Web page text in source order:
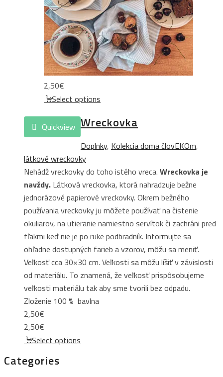
2,50€
Select options
Quickview Wreckovka
Doplnky, Kolekcia doma človEKOm,
látkové wreckovky
Nehádž vreckovky do toho istého vreca. Wreckovka je
navždy. Látková vreckovka, ktorá nahradzuje bežne
jednorázové papierové vreckovky. Okrem bežného
používania vreckovky ju môžete používať na čistenie
okuliarov, na utieranie namiestno servítok či zachráni pred
fľakmi keď nie je po ruke podbradník. Informujte sa
ohľadne dostupných farieb a vzorov, môžu sa meniť.
Veľkosť cca 30×30 cm. Veľkosti sa môžu líšiť v závislosti
od materiálu. To znamená, že veľkosť prispôsobujeme
veľkosti materiálu tak aby sme tvorili bez odpadu.
Zloženie 100 % bavlna
2,50€
2,50€
Select options
Categories